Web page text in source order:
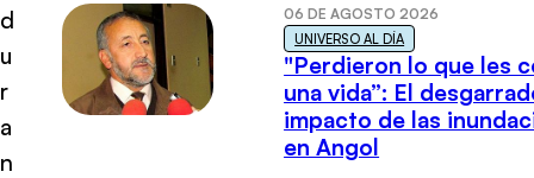
d
u
r
a
n
06 DE AGOSTO 2026
UNIVERSO AL DÍA
"Perdieron lo que les
una vida”: El
impacto de las
en Angol